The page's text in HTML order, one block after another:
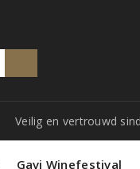
Veilig en vertrouwd
Gavi Winefestival